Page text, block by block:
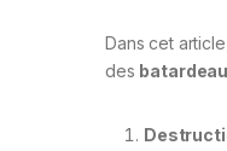
Dans cet
des